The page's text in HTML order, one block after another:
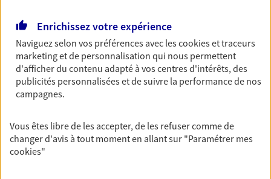
ressources et protégez vos proches en cas d'accident,
d'invalidité, d'incapacité ou de décès.
Réaliser un bilan social et
patrimonial de votre situation
besoins et votre situation personnelle afin de consolider
votre protection sociale et patrimoniale.
Enrichissez votre expérience
Naviguez selon vos préférences avec lescookies et traceurs
marketing et de personnalisation qui nous permettent
d'afficher du contenu adapté à vos centres d'intérêts, des
publicités personnalisées et de suivre la performance de nos
campagnes.
Vous êtes libre de les accepter, de les refuser comme de
changer d'avis à tout moment en allant sur "Paramétrer mes
cookies"